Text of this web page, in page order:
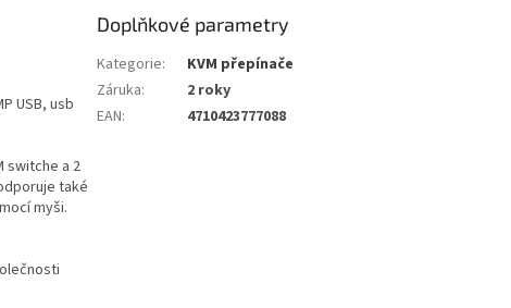
USB, usb
switche a 2
také
myši.
Doplňkové parametry
Kategorie:
KVM přepínače
Záruka:
2 roky
EAN: 4710423777088